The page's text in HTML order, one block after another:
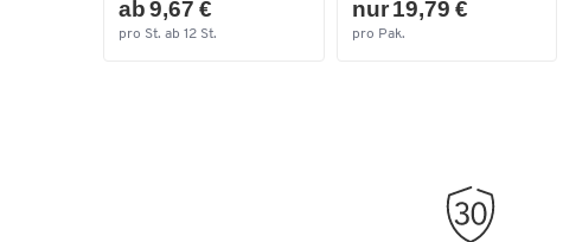
ab 9,67 €
pro St. ab 12 St.
nur 19,79 €
pro Pak.